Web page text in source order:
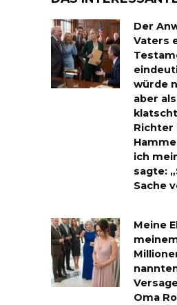
Der
Vaters
würde
aber
Richter
ich
sagte:
Sache
Meine
Oma